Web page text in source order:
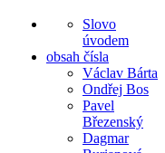
Slovo
úvodem
obsah čísla
Václav Bárta
Ondřej Bos
Pavel
Březenský
Dagmar